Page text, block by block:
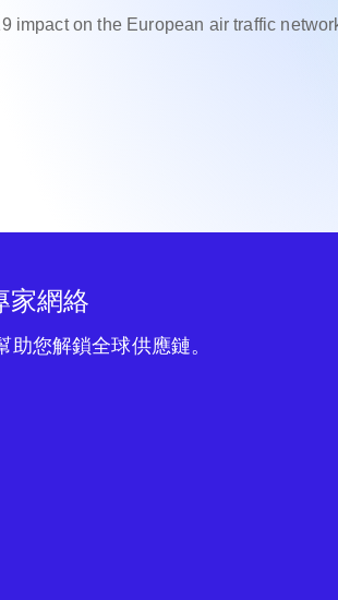
impact on the European air traffic
家網絡
您解鎖全球供應鏈。